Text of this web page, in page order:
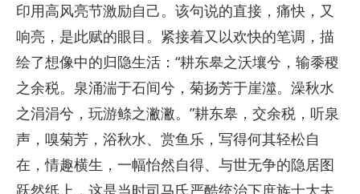
印用高风亮节激励自己。该句说的直接，痛快，又
响亮，是此赋的眼目。紧接着又以欢快的笔调，描
绘了想像中的归隐生活：“耕东皋之沃壤兮，输黍稷
之余税。泉涌湍于石间兮，菊扬芳于崖澨。澡秋水
之涓涓兮，玩游鲦之潎潎。”耕东皋，交余税，听泉
声，嗅菊芳，浴秋水、赏鱼乐，写得何其轻松自
在，情趣横生，一幅怡然自得、与世无争的隐居图
跃然纸上，这是当时司马氏严酷统治下庶族士大夫